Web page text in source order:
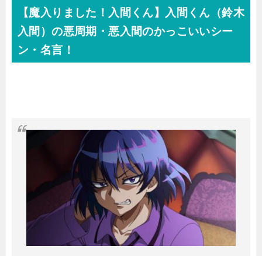
【魔入りました！入間くん】入間くん（鈴木
入間）の悪周期・悪入間のかっこいいシー
ン・名言！